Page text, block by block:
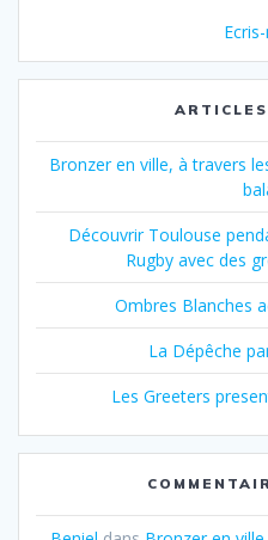
Bronzer en ville, à travers
Découvrir Toulouse
Rugby avec des
Ombres Blanches
La Dépêche
Les Greeters